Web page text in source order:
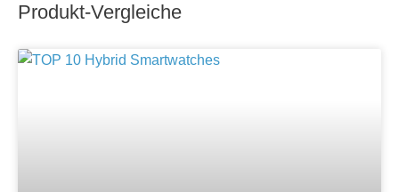
Produkt-Vergleiche